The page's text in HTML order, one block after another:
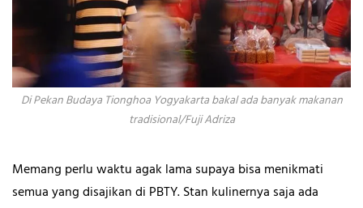
Di Pekan Budaya Tionghoa Yogyakarta bakal ada banyak makanan
tradisional/Fuji Adriza
Memang perlu waktu agak lama supaya bisa menikmati
semua yang disajikan di PBTY. Stan kulinernya saja ada